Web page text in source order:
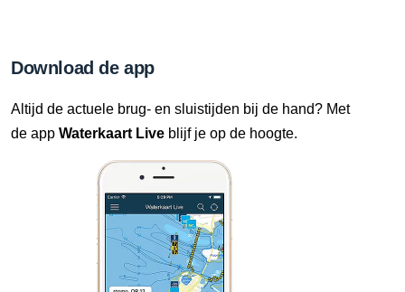
Download de app
Altijd de actuele brug- en sluistijden bij de hand? Met
de app Waterkaart Live blijf je op de hoogte.